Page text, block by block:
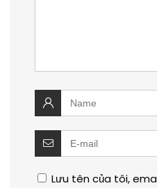
Lưu tên của tôi,